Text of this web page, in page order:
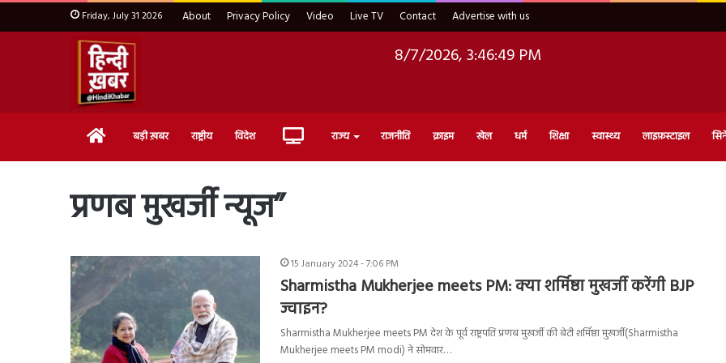
Friday, July 31 2026 About Privacy Policy Video Live TV Contact Advertise with us
8/7/2026, 3:46:50 PM
Home बड़ी ख़बर राष्ट्रीय विदेश Live राज्य राजनीति क्राइम खेल धर्म शिक्षा स्वास्थ्य लाइफ़स्टाइल
प्रणब मुखर्जी न्यूज”
15 January 2024 - 7:06 PM
Sharmistha Mukherjee meets PM: क्या शर्मिष्ठा मुखर्जी करेंगी BJP
ज्वाइन?
Sharmistha Mukherjee meets PM देश के पूर्व राष्ट्रपति प्रणब मुखर्जी की बेटी शर्मिष्ठा मुखर्जी(Sharmistha
Mukherjee meets PM modi) ने सोमवार…